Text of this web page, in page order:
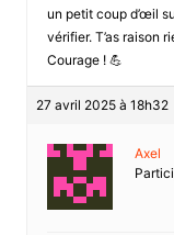
un petit coup d’œil
vérifier. T’as raison
Courage ! 💪
27 avril 2025 à 18h32
Axel